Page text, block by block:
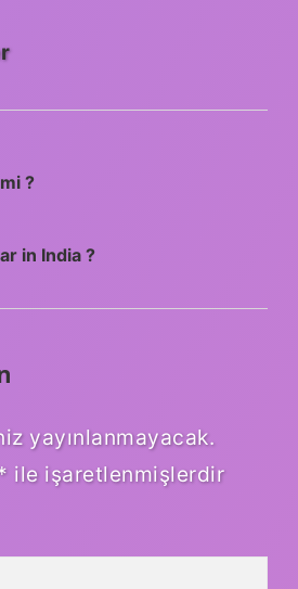
?
in India ?
yayınlanmayacak.
ile işaretlenmişlerdir